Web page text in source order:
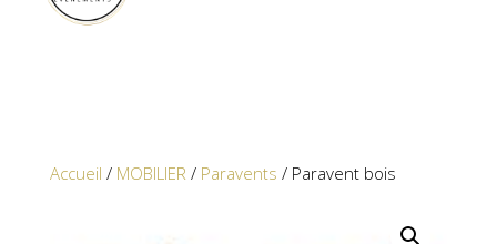
Accueil / MOBILIER/ Paravents / Paravent bois